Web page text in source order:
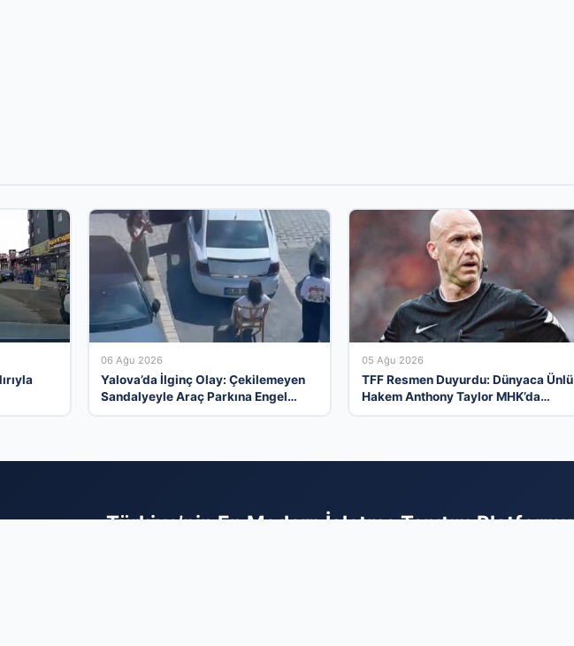
06 Ağu 2026
Yalova’da İlginç Olay: Çekilemeyen
Sandalyeyle Araç Parkına Engel
05 Ağu 2026
TFF Resmen Duyurdu: Dünyaca Ünlü
Hakem Anthony Taylor MHK’da
Türkiye’nin En Modern İşletme Tanıtım Platformu